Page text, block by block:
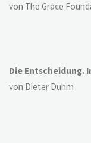
von The Grace
Die Entscheidung.
von Dieter Duhm